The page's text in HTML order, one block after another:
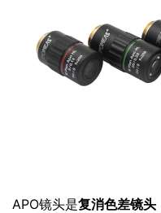
APO镜头是复消色差镜头